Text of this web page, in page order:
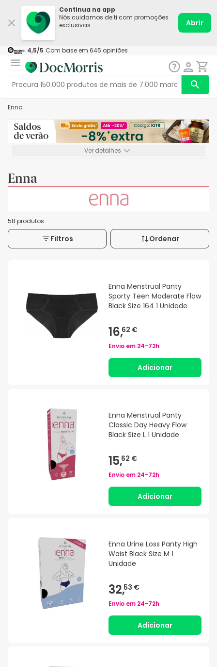
Continua na app
Nós cuidamos de ti com promoções
exclusivas
Abrir
4,5/5 Com base em 645 opiniões
Enna
Ver detalhes
Enna
58 produtos
Filtros Ordenar
Enna Menstrual Panty
Sporty Teen Moderate Flow
Black Size 164 1 Unidade
16,62 €
Envio em 24-72h
Adicionar
Enna Menstrual Panty
Classic Day Heavy Flow
Black Size L 1 Unidade
15,62 €
Envio em 24-72h
Adicionar
Enna Urine Loss Panty High
Waist Black Size M 1
Unidade
32,53 €
Envio em 24-72h
Adicionar